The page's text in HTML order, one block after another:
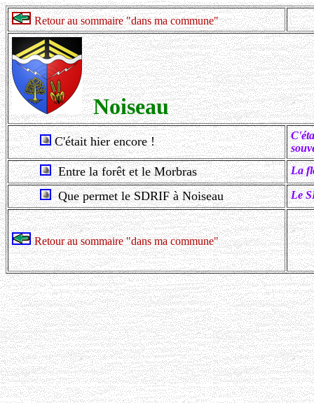
Retour au sommaire "dans ma commune"
Noiseau
C'était hier encore !
Entre la forêt et le Morbras La
Que permet le SDRIF à Noiseau Le
Retour au sommaire "dans ma commune"